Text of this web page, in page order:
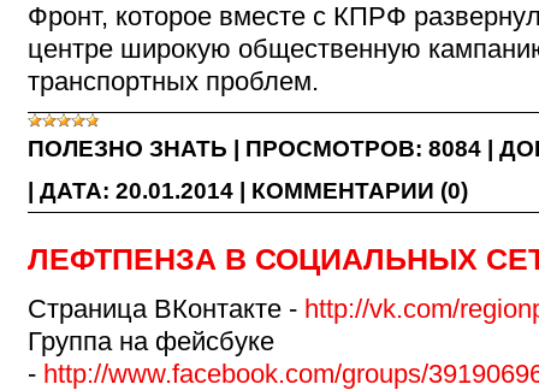
Фронт, которое вместе с КПРФ
центре широкую общественную
транспортных проблем.
ПОЛЕЗНО ЗНАТЬ ПРОСМОТРОВ: 8084
ДАТА: 20.01.2014 КОММЕНТАРИИ (0)
ЛЕФТПЕНЗА В СОЦИАЛЬНЫХ
Страница ВКонтакте - http://vk.com/
Группа на фейсбуке
- http://www.facebook.com/groups/